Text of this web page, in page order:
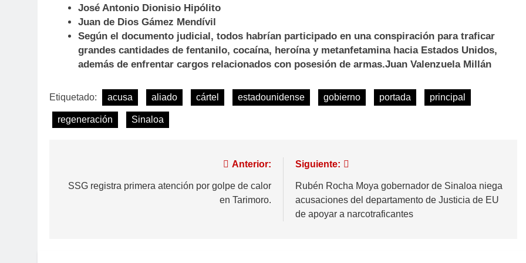
José Antonio Dionisio Hipólito
Juan de Dios Gámez Mendívil
Según el documento judicial, todos habrían participado en una conspiración para traficar
grandes cantidades de fentanilo, cocaína, heroína y metanfetamina hacia Estados Unidos,
además de enfrentar cargos relacionados con posesión de armas.Juan Valenzuela Millán
Etiquetado: acusa aliado cártel estadounidense gobierno portada principal
regeneración Sinaloa
Anterior:
SSG registra primera atención por golpe de calor
en Tarimoro.
Siguiente:
Rubén Rocha Moya gobernador de Sinaloa niega
acusaciones del departamento de Justicia de EU
de apoyar a narcotraficantes